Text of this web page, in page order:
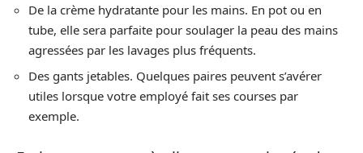
De la crème hydratante pour les mains. En pot ou en
tube, elle sera parfaite pour soulager la peau des mains
agressées par les lavages plus fréquents.
Des gants jetables. Quelques paires peuvent s’avérer
utiles lorsque votre employé fait ses courses par
exemple.